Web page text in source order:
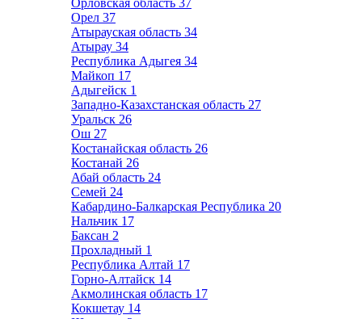
Орловская область 37
Орел 37
Атырауская область 34
Атырау 34
Республика Адыгея 34
Майкоп 17
Адыгейск 1
Западно-Казахстанская область 27
Уральск 26
Ош 27
Костанайская область 26
Костанай 26
Абай область 24
Семей 24
Кабардино-Балкарская Республика 20
Нальчик 17
Баксан 2
Прохладный 1
Республика Алтай 17
Горно-Алтайск 14
Акмолинская область 17
Кокшетау 14